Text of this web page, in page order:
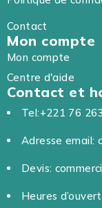
Contact
Mon compte
Mon compte
Centre d'aide
Contact et
Tel:+221 76
Adresse email:
Devis:
Heures